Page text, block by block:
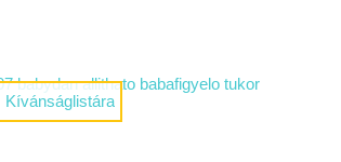
Kívánságlistára